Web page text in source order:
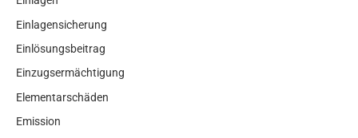
Einlagensicherung
Einlösungsbeitrag
Einzugsermächtigung
Elementarschäden
Emission